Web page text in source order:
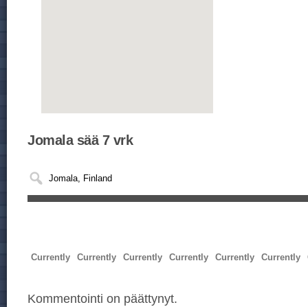
Jomala sää 7 vrk
Currently Currently Currently Currently Currently Currently
Kommentointi on päättynyt.